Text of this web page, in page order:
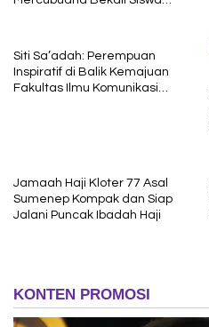
Siti Sa’adah: Perempuan
Inspiratif di Balik Kemajuan
Fakultas Ilmu Komunikasi
Jamaah Haji Kloter 77 Asal
Sumenep Kompak dan Siap
Jalani Puncak Ibadah Haji